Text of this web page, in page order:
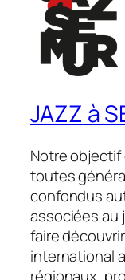
JAZZ à
Notre
toutes
confondus
associées au
faire
international
régionaux,